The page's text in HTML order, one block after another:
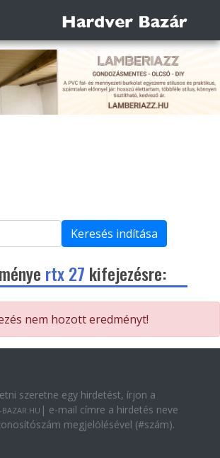
Keresés indítása
rtx 27 kifejezésre:
nem hozott eredményt!
szeretne egy hirdetést, írjon a
BAZAR.HU | e-mail címre a hirdetés neve
megjelölésével (#szám).